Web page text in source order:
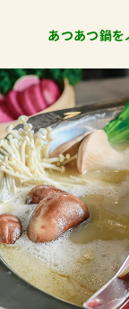
あつあつ鍋を